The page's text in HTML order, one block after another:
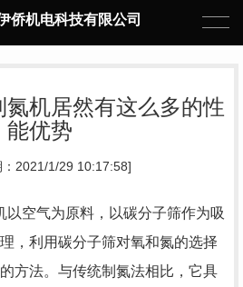
侨机电科技有限公司
机居然有这么多的性
能优势
：2021/1/29 10:17:58]
空气为原料，以碳分子筛作为吸
，利用碳分子筛对氧和氮的选择
方法。与传统制氮法相比，它具